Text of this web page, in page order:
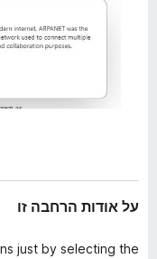
על אודות הרחבה זו
just by selecting the